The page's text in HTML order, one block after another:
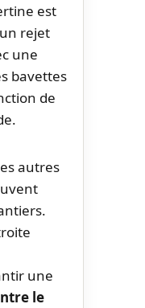
est
rejet
une
bavettes
de
autres
une
le